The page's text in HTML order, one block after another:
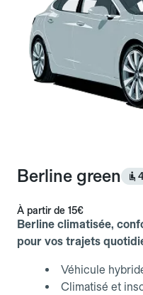
Berline green
À partir de 15€
Berline climatisée,
pour vos trajets
Véhicule
Climatisé et